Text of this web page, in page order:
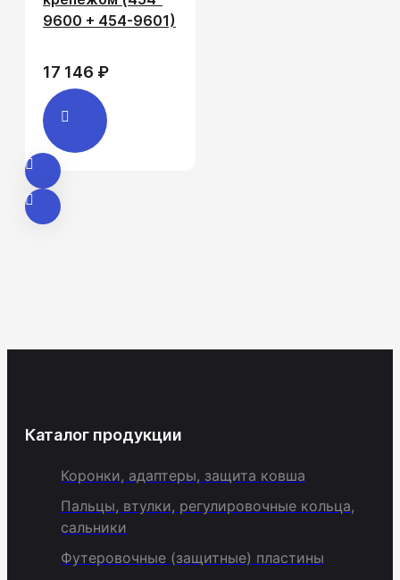
9600 + 454-9601)
17 146 ₽
Каталог продукции
Коронки, адаптеры, защита ковша
Пальцы, втулки, регулировочные кольца,
сальники
Футеровочные (защитные) пластины